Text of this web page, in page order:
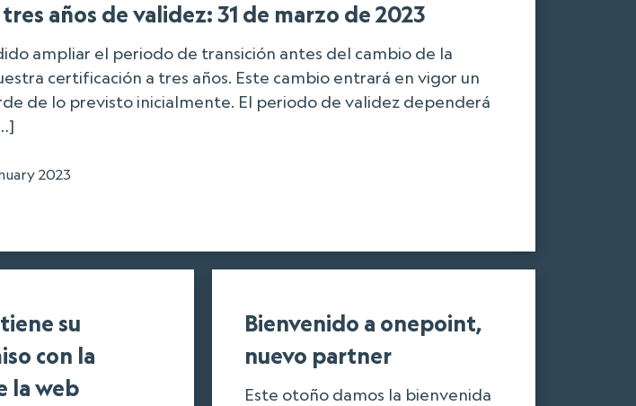
años de validez: 31 de marzo de 2023
ampliar el periodo de transición antes del cambio de la
certificación a tres años. Este cambio entrará en vigor un
de lo previsto inicialmente. El periodo de validez dependerá
2023
su
con la
la web
Bienvenido a onepoint,
nuevo partner
Este otoño damos la bienvenida